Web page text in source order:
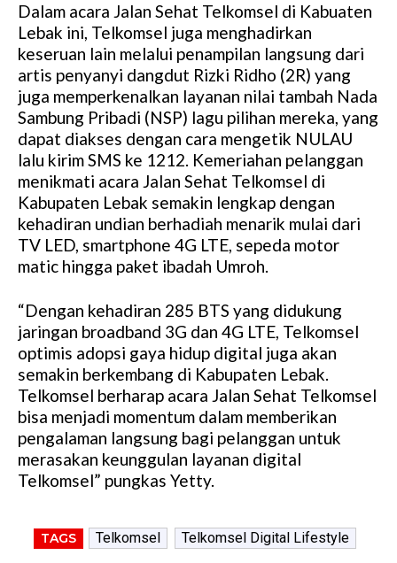
Dalam acara Jalan Sehat Telkomsel di Kabuaten
Lebak ini, Telkomsel juga menghadirkan
keseruan lain melalui penampilan langsung dari
artis penyanyi dangdut Rizki Ridho (2R) yang
juga memperkenalkan layanan nilai tambah Nada
Sambung Pribadi (NSP) lagu pilihan mereka, yang
dapat diakses dengan cara mengetik NULAU
lalu kirim SMS ke 1212. Kemeriahan pelanggan
menikmati acara Jalan Sehat Telkomsel di
Kabupaten Lebak semakin lengkap dengan
kehadiran undian berhadiah menarik mulai dari
TV LED, smartphone 4G LTE, sepeda motor
matic hingga paket ibadah Umroh.
“Dengan kehadiran 285 BTS yang didukung
jaringan broadband 3G dan 4G LTE, Telkomsel
optimis adopsi gaya hidup digital juga akan
semakin berkembang di Kabupaten Lebak.
Telkomsel berharap acara Jalan Sehat Telkomsel
bisa menjadi momentum dalam memberikan
pengalaman langsung bagi pelanggan untuk
merasakan keunggulan layanan digital
Telkomsel” pungkas Yetty.
TAGS Telkomsel Telkomsel Digital Lifestyle